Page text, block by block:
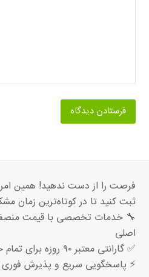
فرصت را از دست ندهید! همین
ثبت کنید تا در کوتاه‌ترین زمان
🔧 خدمات تخصصی با قیمت
اصلی
✅ گارانتی معتبر ۹۰ روزه برای تمام خدمات
⚡ پاسخگویی سریع و پذیرش فوری